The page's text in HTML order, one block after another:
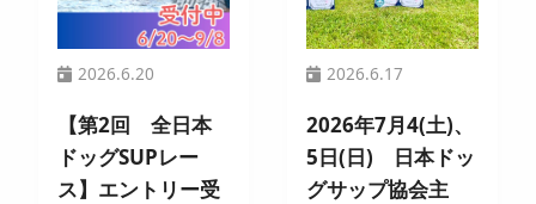
2026.6.20
【第2回 全日本
ドッグSUPレー
ス】エントリー受
2026.6.17
2026年7月4(土)、
5日(日) 日本ドッ
グサップ協会主